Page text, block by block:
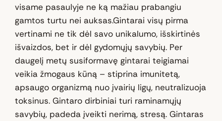
visame pasaulyje ne ką mažiau prabangiu
gamtos turtu nei auksas.Gintarai visų pirma
vertinami ne tik dėl savo unikalumo, išskirtinės
išvaizdos, bet ir dėl gydomųjų savybių. Per
daugelį metų susiformavę gintarai teigiamai
veikia žmogaus kūną – stiprina imunitetą,
apsaugo organizmą nuo įvairių ligų, neutralizuoja
toksinus. Gintaro dirbiniai turi raminamųjų
savybių, padeda įveikti nerimą, stresą. Gintaras